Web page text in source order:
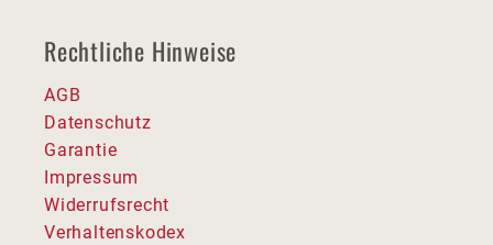
Rechtliche Hinweise
AGB
Datenschutz
Garantie
Impressum
Widerrufsrecht
Verhaltenskodex